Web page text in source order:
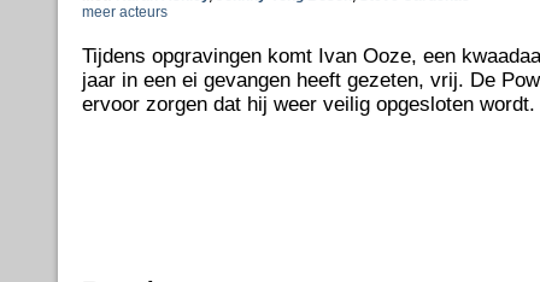
meer acteurs
Tijdens opgravingen komt Ivan Ooze, een
jaar in een ei gevangen heeft gezeten, vrij. De
ervoor zorgen dat hij weer veilig opgesloten wordt.